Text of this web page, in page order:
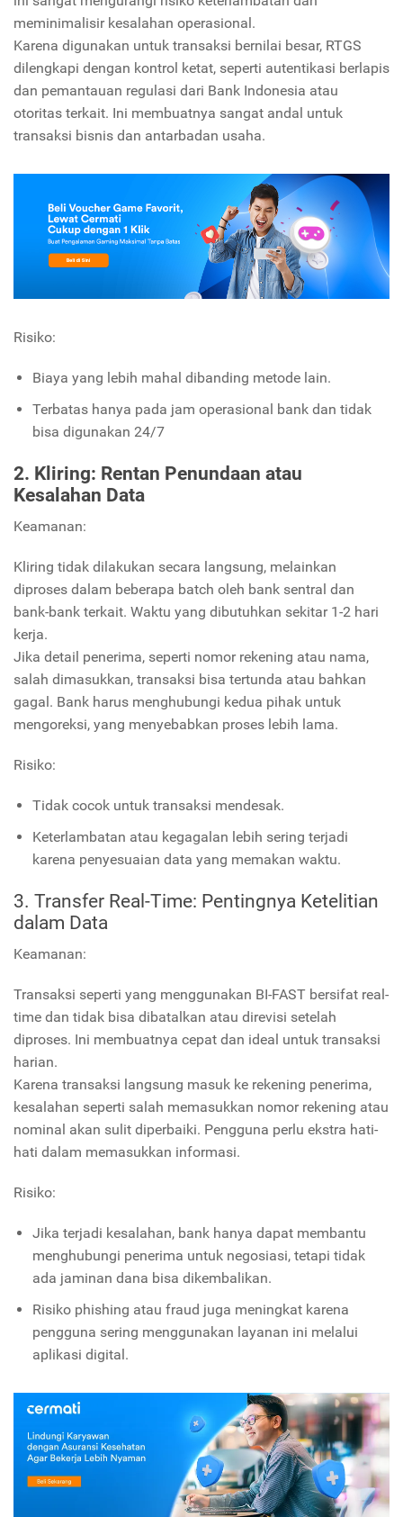
meminimalisir kesalahan operasional.
Karena digunakan untuk transaksi bernilai besar, RTGS
dilengkapi dengan kontrol ketat, seperti autentikasi berlapis
dan pemantauan regulasi dari Bank Indonesia atau
otoritas terkait. Ini membuatnya sangat andal untuk
transaksi bisnis dan antarbadan usaha.
Risiko:
Biaya yang lebih mahal dibanding metode lain.
Terbatas hanya pada jam operasional bank dan tidak
bisa digunakan 24/7
2. Kliring: Rentan Penundaan atau
Kesalahan Data
Keamanan:
Kliring tidak dilakukan secara langsung, melainkan
diproses dalam beberapa batch oleh bank sentral dan
bank-bank terkait. Waktu yang dibutuhkan sekitar 1-2 hari
kerja.
Jika detail penerima, seperti nomor rekening atau nama,
salah dimasukkan, transaksi bisa tertunda atau bahkan
gagal. Bank harus menghubungi kedua pihak untuk
mengoreksi, yang menyebabkan proses lebih lama.
Risiko:
Tidak cocok untuk transaksi mendesak.
Keterlambatan atau kegagalan lebih sering terjadi
karena penyesuaian data yang memakan waktu.
3. Transfer Real-Time: Pentingnya Ketelitian
dalam Data
Keamanan:
Transaksi seperti yang menggunakan BI-FAST bersifat real-
time dan tidak bisa dibatalkan atau direvisi setelah
diproses. Ini membuatnya cepat dan ideal untuk transaksi
harian.
Karena transaksi langsung masuk ke rekening penerima,
kesalahan seperti salah memasukkan nomor rekening atau
nominal akan sulit diperbaiki. Pengguna perlu ekstra hati-
hati dalam memasukkan informasi.
Risiko:
Jika terjadi kesalahan, bank hanya dapat membantu
menghubungi penerima untuk negosiasi, tetapi tidak
ada jaminan dana bisa dikembalikan.
Risiko phishing atau fraud juga meningkat karena
pengguna sering menggunakan layanan ini melalui
aplikasi digital.